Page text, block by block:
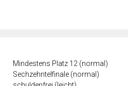
Mindestens Platz 12 (normal)
Sechzehntelfinale (normal)